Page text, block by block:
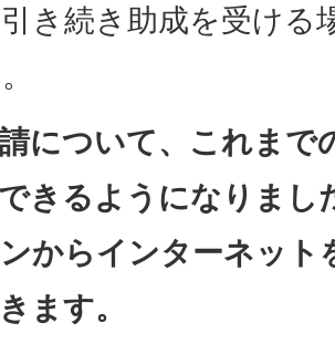
き続き助成を受ける
について、これまで
きるようになりまし
からインターネット
ます。